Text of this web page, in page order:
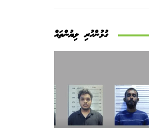
ގުޅުންހުރި ލިޔުންތައް